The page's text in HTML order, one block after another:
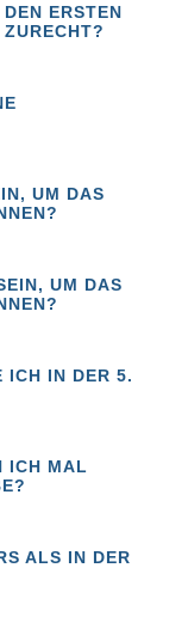
ERSTEN
UM DAS
UM DAS
ICH IN DER 5.
ICH MAL
ALS IN DER